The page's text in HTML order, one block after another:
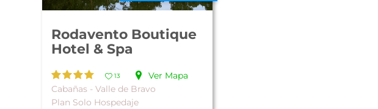
Rodavento Boutique
Hotel & Spa
13
Ver Mapa
Cabañas - Valle de Bravo
Plan Solo Hospedaje